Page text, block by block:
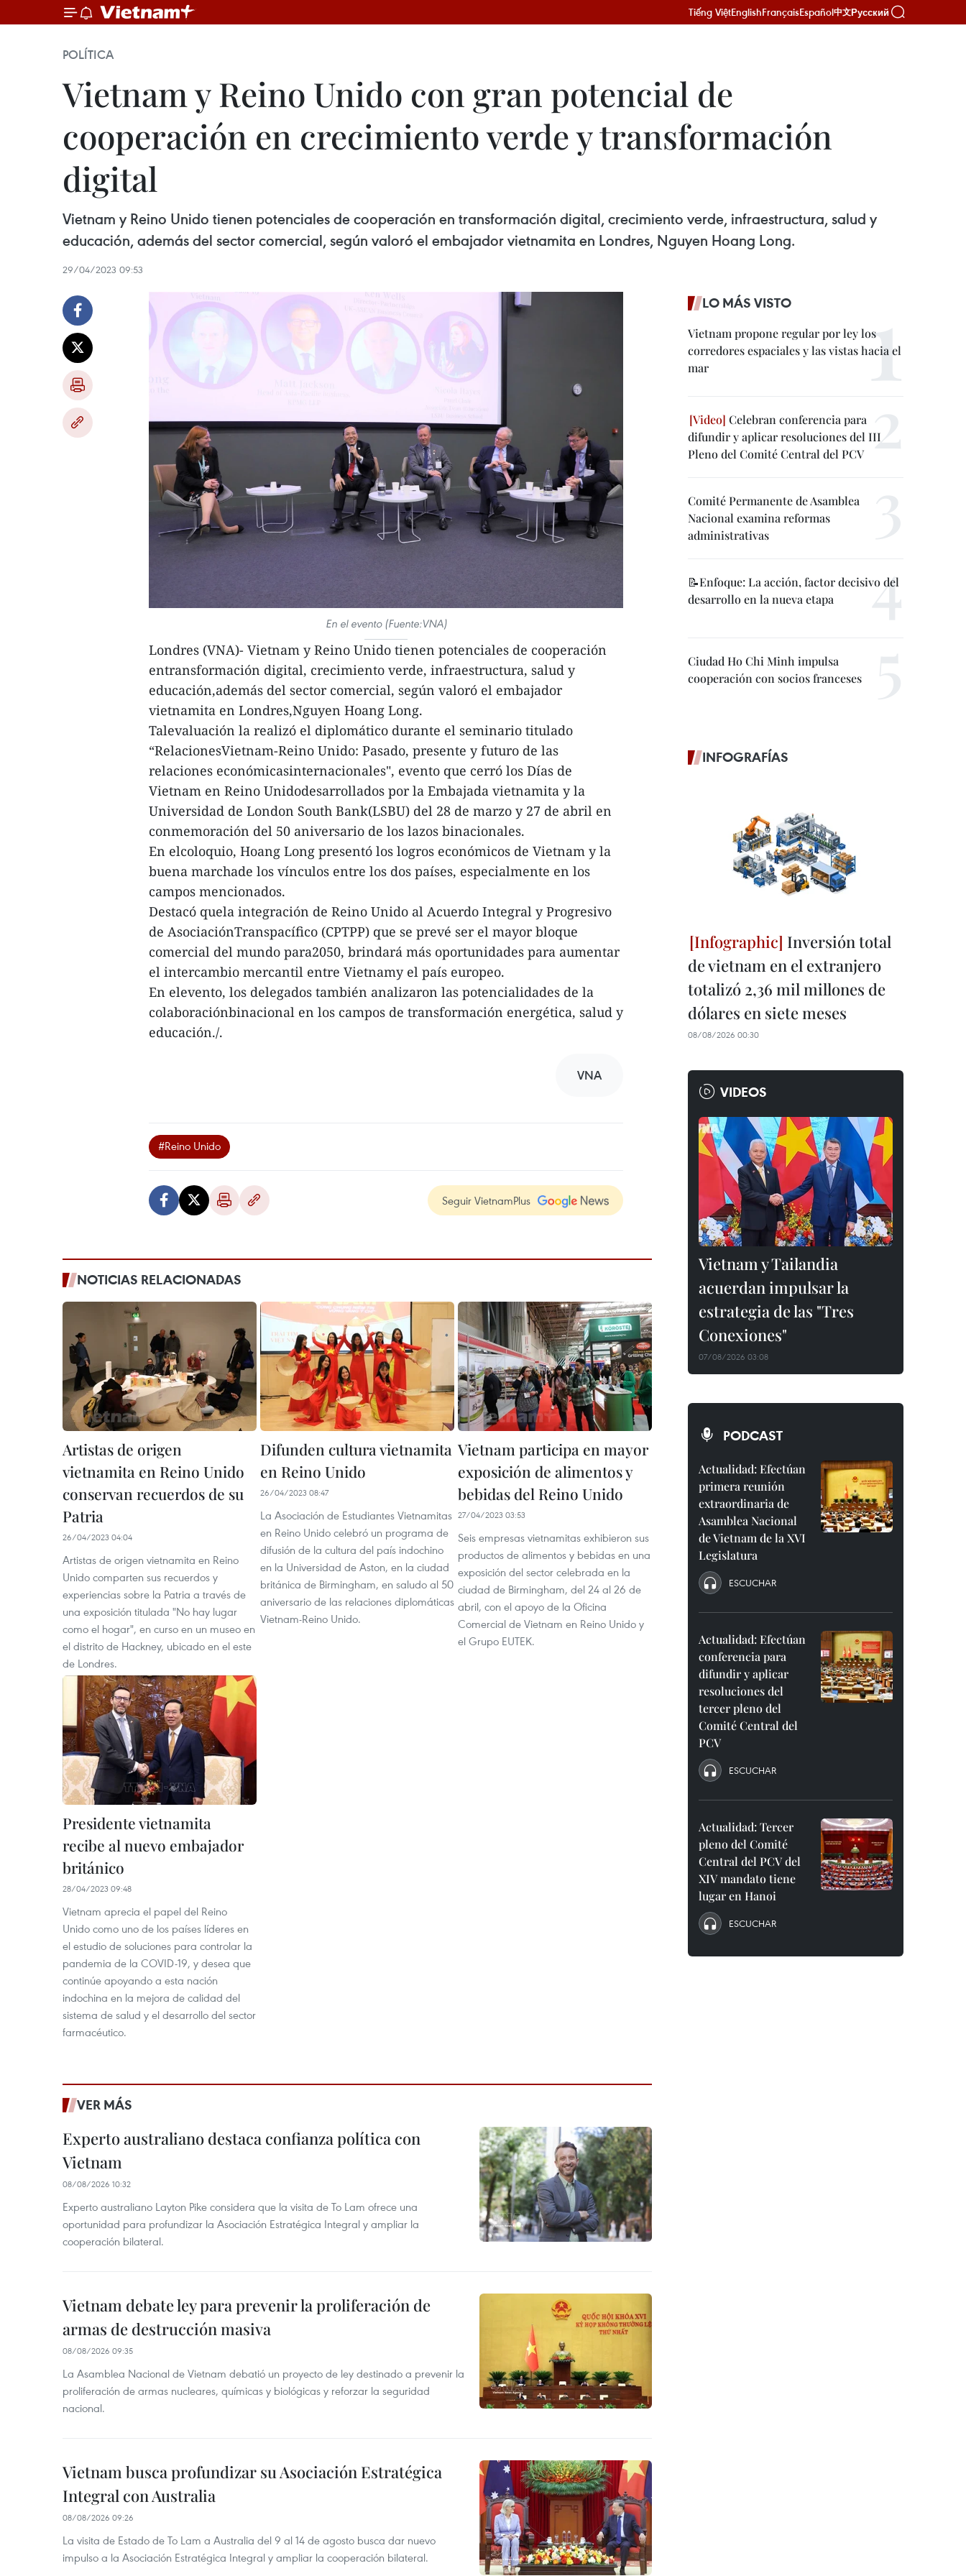
Tiếng ViệtEnglishFrançaisEspañol中文Русский
POLÍTICA
Vietnam y Reino Unido con gran potencial de
cooperación en crecimiento verde y transformación
digital
Vietnam y Reino Unido tienen potenciales de cooperación en transformación digital, crecimiento verde, infraestructura, salud y
educación, además del sector comercial, según valoró el embajador vietnamita en Londres, Nguyen Hoang Long.
29/04/2023 09:53
En el evento (Fuente:VNA)
Londres (VNA)- Vietnam y Reino Unido tienen potenciales de cooperación
entransformación digital, crecimiento verde, infraestructura, salud y
educación,además del sector comercial, según valoró el embajador
vietnamita en Londres,Nguyen Hoang Long.
Talevaluación la realizó el diplomático durante el seminario titulado
“RelacionesVietnam-Reino Unido: Pasado, presente y futuro de las
relaciones económicasinternacionales", evento que cerró los Días de
Vietnam en Reino Unidodesarrollados por la Embajada vietnamita y la
Universidad de London South Bank(LSBU) del 28 de marzo y 27 de abril en
conmemoración del 50 aniversario de los lazos binacionales.
En elcoloquio, Hoang Long presentó los logros económicos de Vietnam y la
buena marchade los vínculos entre los dos países, especialmente en los
campos mencionados.
Destacó quela integración de Reino Unido al Acuerdo Integral y Progresivo
de AsociaciónTranspacífico (CPTPP) que se prevé ser el mayor bloque
comercial del mundo para2050, brindará más oportunidades para aumentar
el intercambio mercantil entre Vietnamy el país europeo.
En elevento, los delegados también analizaron las potencialidades de la
colaboraciónbinacional en los campos de transformación energética, salud y
educación./.
VNA
#Reino Unido
Seguir VietnamPlus
NOTICIAS RELACIONADAS
Artistas de origen
vietnamita en Reino Unido
conservan recuerdos de su
Patria
26/04/2023 04:04
Artistas de origen vietnamita en Reino
Unido comparten sus recuerdos y
experiencias sobre la Patria a través de
una exposición titulada "No hay lugar
como el hogar", en curso en un museo en
el distrito de Hackney, ubicado en el este
de Londres.
Difunden cultura vietnamita
en Reino Unido
26/04/2023 08:47
La Asociación de Estudiantes Vietnamitas
en Reino Unido celebró un programa de
difusión de la cultura del país indochino
en la Universidad de Aston, en la ciudad
británica de Birmingham, en saludo al 50
aniversario de las relaciones diplomáticas
Vietnam-Reino Unido.
Vietnam participa en mayor
exposición de alimentos y
bebidas del Reino Unido
27/04/2023 03:53
Seis empresas vietnamitas exhibieron sus
productos de alimentos y bebidas en una
exposición del sector celebrada en la
ciudad de Birmingham, del 24 al 26 de
abril, con el apoyo de la Oficina
Comercial de Vietnam en Reino Unido y
el Grupo EUTEK.
Presidente vietnamita
recibe al nuevo embajador
británico
28/04/2023 09:48
Vietnam aprecia el papel del Reino
Unido como uno de los países líderes en
el estudio de soluciones para controlar la
pandemia de la COVID-19, y desea que
continúe apoyando a esta nación
indochina en la mejora de calidad del
sistema de salud y el desarrollo del sector
farmacéutico.
VER MÁS
Experto australiano destaca confianza política con
Vietnam
08/08/2026 10:32
Experto australiano Layton Pike considera que la visita de To Lam ofrece una
oportunidad para profundizar la Asociación Estratégica Integral y ampliar la
cooperación bilateral.
Vietnam debate ley para prevenir la proliferación de
armas de destrucción masiva
08/08/2026 09:35
La Asamblea Nacional de Vietnam debatió un proyecto de ley destinado a prevenir la
proliferación de armas nucleares, químicas y biológicas y reforzar la seguridad
nacional.
Vietnam busca profundizar su Asociación Estratégica
Integral con Australia
08/08/2026 09:26
La visita de Estado de To Lam a Australia del 9 al 14 de agosto busca dar nuevo
impulso a la Asociación Estratégica Integral y ampliar la cooperación bilateral.
LO MÁS VISTO
Vietnam propone regular por ley los
corredores espaciales y las vistas hacia el
mar
Celebran conferencia para
difundir y aplicar resoluciones del III
Pleno del Comité Central del PCV
Comité Permanente de Asamblea
Nacional examina reformas
administrativas
📝Enfoque: La acción, factor decisivo del
desarrollo en la nueva etapa
Ciudad Ho Chi Minh impulsa
cooperación con socios franceses
INFOGRAFÍAS
Inversión total
de vietnam en el extranjero
totalizó 2,36 mil millones de
dólares en siete meses
08/08/2026 00:30
VIDEOS
Vietnam y Tailandia
acuerdan impulsar la
estrategia de las "Tres
Conexiones"
07/08/2026 03:08
PODCAST
Actualidad: Efectúan
primera reunión
extraordinaria de
Asamblea Nacional
de Vietnam de la XVI
Legislatura
ESCUCHAR
Actualidad: Efectúan
conferencia para
difundir y aplicar
resoluciones del
tercer pleno del
Comité Central del
PCV
ESCUCHAR
Actualidad: Tercer
pleno del Comité
Central del PCV del
XIV mandato tiene
lugar en Hanoi
ESCUCHAR